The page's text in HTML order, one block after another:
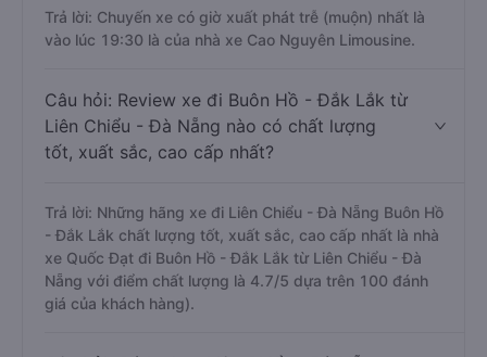
Trả lời: Chuyến xe có giờ xuất phát trễ (muộn) nhất là
vào lúc 19:30 là của nhà xe Cao Nguyên Limousine.
Câu hỏi: Review xe đi Buôn Hồ - Đắk Lắk từ
Liên Chiểu - Đà Nẵng nào có chất lượng
tốt, xuất sắc, cao cấp nhất?
Trả lời: Những hãng xe đi Liên Chiểu - Đà Nẵng Buôn Hồ
- Đắk Lắk chất lượng tốt, xuất sắc, cao cấp nhất là nhà
xe Quốc Đạt đi Buôn Hồ - Đắk Lắk từ Liên Chiểu - Đà
Nẵng với điểm chất lượng là 4.7/5 dựa trên 100 đánh
giá của khách hàng).